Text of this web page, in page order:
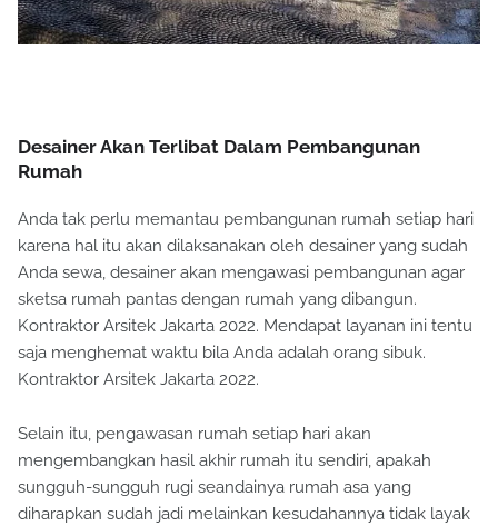
Desainer Akan Terlibat Dalam Pembangunan
Rumah
Anda tak perlu memantau pembangunan rumah setiap hari
karena hal itu akan dilaksanakan oleh desainer yang sudah
Anda sewa, desainer akan mengawasi pembangunan agar
sketsa rumah pantas dengan rumah yang dibangun.
Kontraktor Arsitek Jakarta 2022. Mendapat layanan ini tentu
saja menghemat waktu bila Anda adalah orang sibuk.
Kontraktor Arsitek Jakarta 2022.
Selain itu, pengawasan rumah setiap hari akan
mengembangkan hasil akhir rumah itu sendiri, apakah
sungguh-sungguh rugi seandainya rumah asa yang
diharapkan sudah jadi melainkan kesudahannya tidak layak